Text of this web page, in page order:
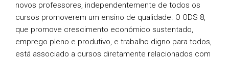
novos professores, independentemente de todos os
cursos promoverem um ensino de qualidade. O ODS 8,
que promove crescimento económico sustentado,
emprego pleno e produtivo, e trabalho digno para todos,
está associado a cursos diretamente relacionados com